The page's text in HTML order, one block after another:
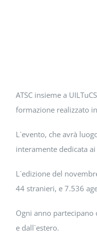
ATSC insieme a
formazione realizzato
L`evento, che avrà
interamente dedicata
L`edizione del
44 stranieri, e 7.536
Ogni anno
e dall`estero.